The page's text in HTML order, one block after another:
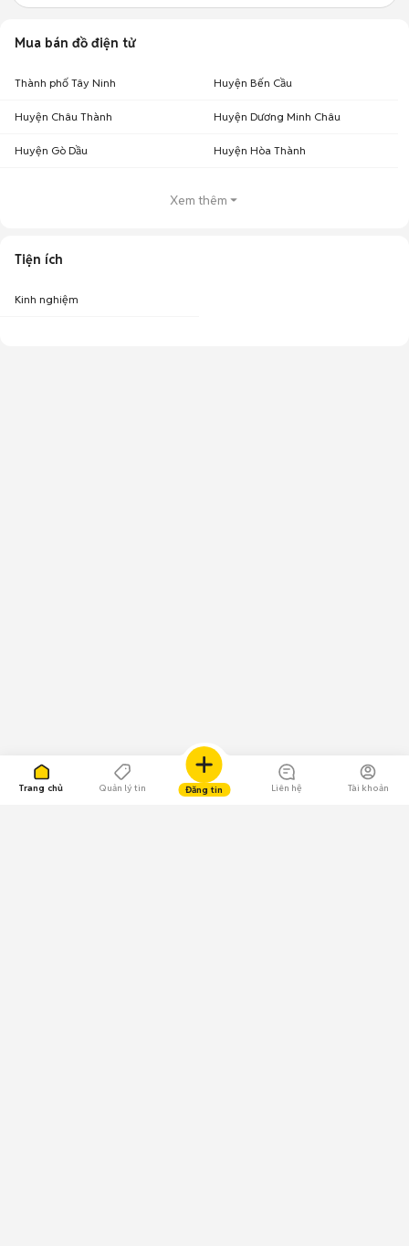
Trang chủ Quản lý tin Đăng tin Liên hệ Tài khoản
Mua bán đồ điện tử
Thành phố Tây Ninh Huyện Bến Cầu
Huyện Châu Thành Huyện Dương Minh Châu
Huyện Gò Dầu Huyện Hòa Thành
Xem thêm
Tiện ích
Kinh nghiệm